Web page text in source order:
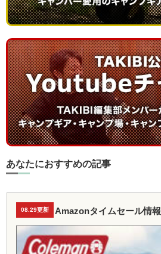
あなたにおすすめの記事
08.29更新 Amazonタイムセール情報